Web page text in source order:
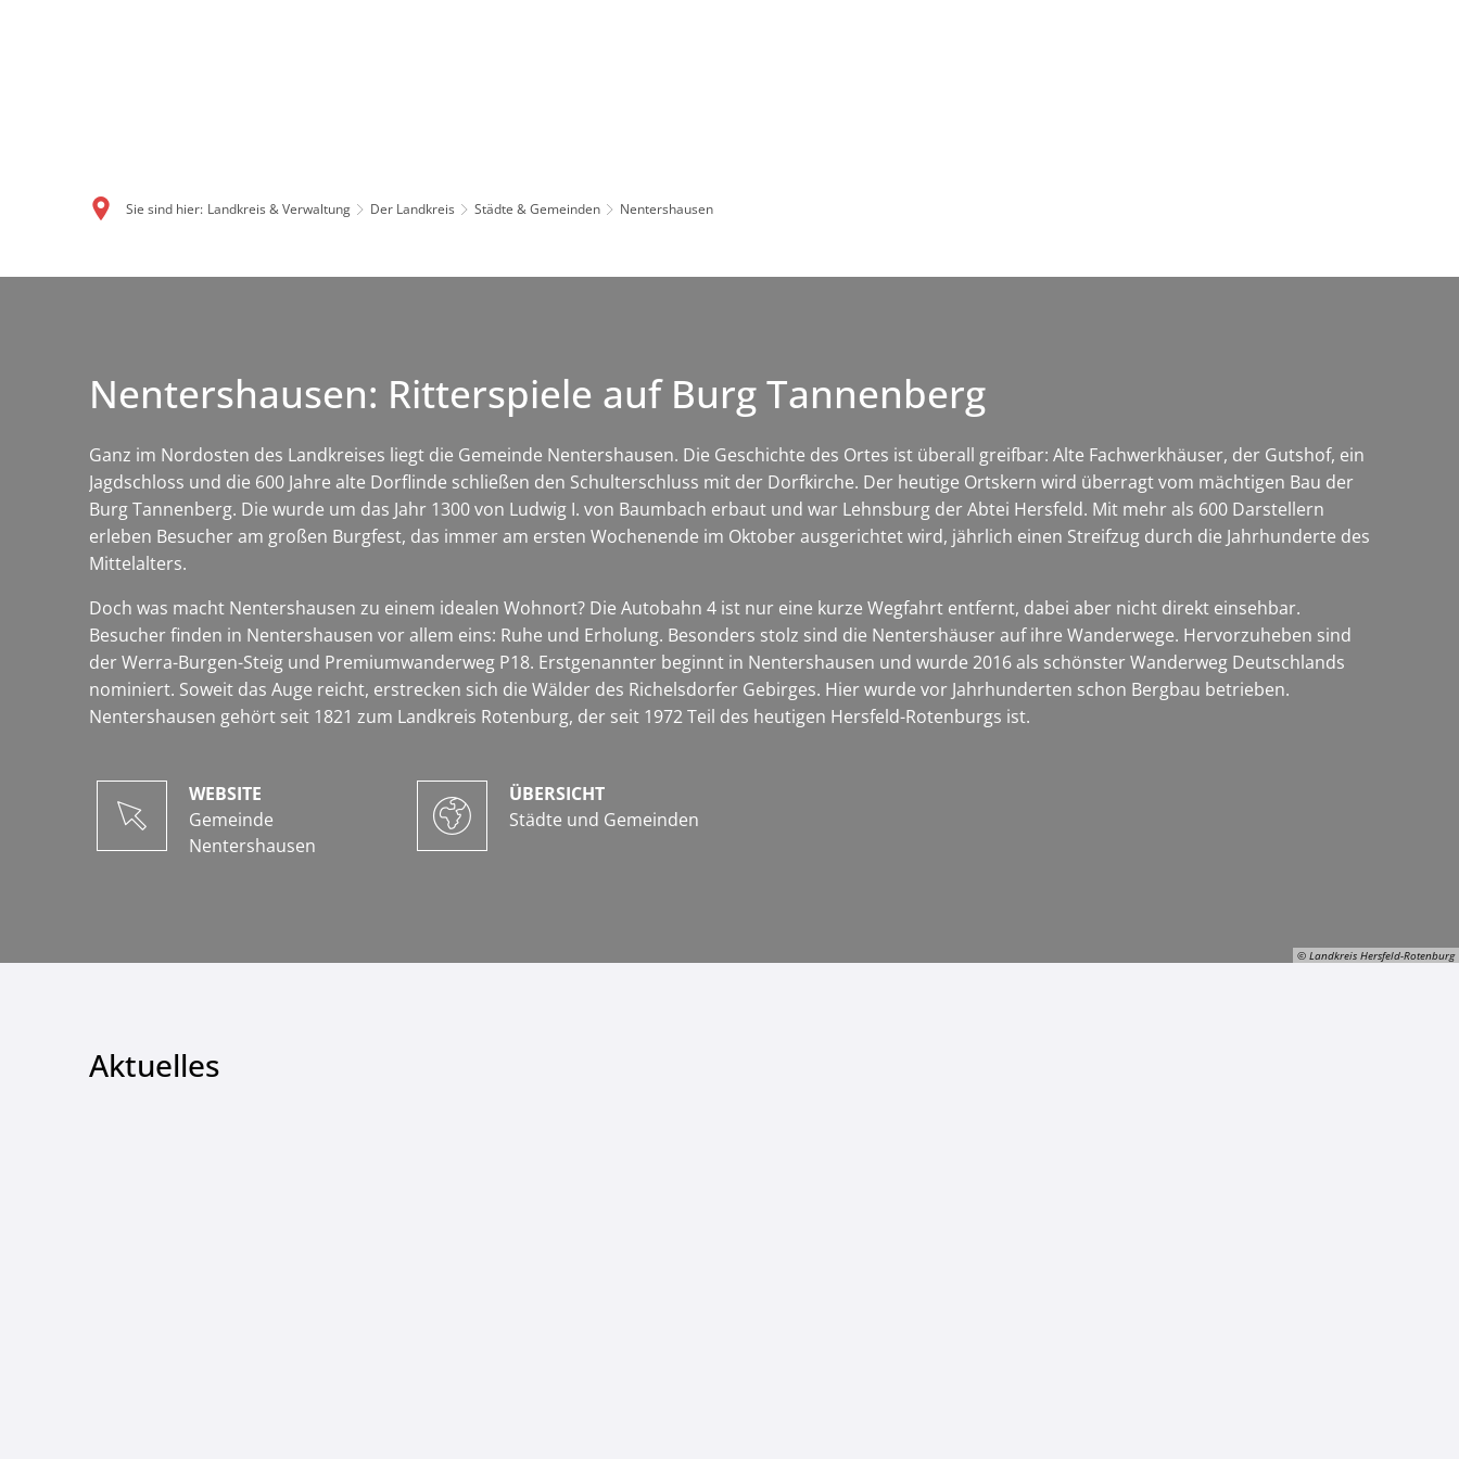
Sie sind hier: Landkreis & Verwaltung Der Landkreis Städte & Gemeinden Nentershausen
© Landkreis Hersfeld-Rotenburg
Nentershausen: Ritterspiele auf Burg Tannenberg
Ganz im Nordosten des Landkreises liegt die Gemeinde Nentershausen. Die Geschichte des Ortes ist überall greifbar: Alte Fachwerkhäuser, der Gutshof, ein
Jagdschloss und die 600 Jahre alte Dorflinde schließen den Schulterschluss mit der Dorfkirche. Der heutige Ortskern wird überragt vom mächtigen Bau der
Burg Tannenberg. Die wurde um das Jahr 1300 von Ludwig I. von Baumbach erbaut und war Lehnsburg der Abtei Hersfeld. Mit mehr als 600 Darstellern
erleben Besucher am großen Burgfest, das immer am ersten Wochenende im Oktober ausgerichtet wird, jährlich einen Streifzug durch die Jahrhunderte des
Mittelalters.
Doch was macht Nentershausen zu einem idealen Wohnort? Die Autobahn 4 ist nur eine kurze Wegfahrt entfernt, dabei aber nicht direkt einsehbar.
Besucher finden in Nentershausen vor allem eins: Ruhe und Erholung. Besonders stolz sind die Nentershäuser auf ihre Wanderwege. Hervorzuheben sind
der Werra-Burgen-Steig und Premiumwanderweg P18. Erstgenannter beginnt in Nentershausen und wurde 2016 als schönster Wanderweg Deutschlands
nominiert. Soweit das Auge reicht, erstrecken sich die Wälder des Richelsdorfer Gebirges. Hier wurde vor Jahrhunderten schon Bergbau betrieben.
Nentershausen gehört seit 1821 zum Landkreis Rotenburg, der seit 1972 Teil des heutigen Hersfeld-Rotenburgs ist.
WEBSITE
Gemeinde
Nentershausen
ÜBERSICHT
Städte und Gemeinden
Aktuelles